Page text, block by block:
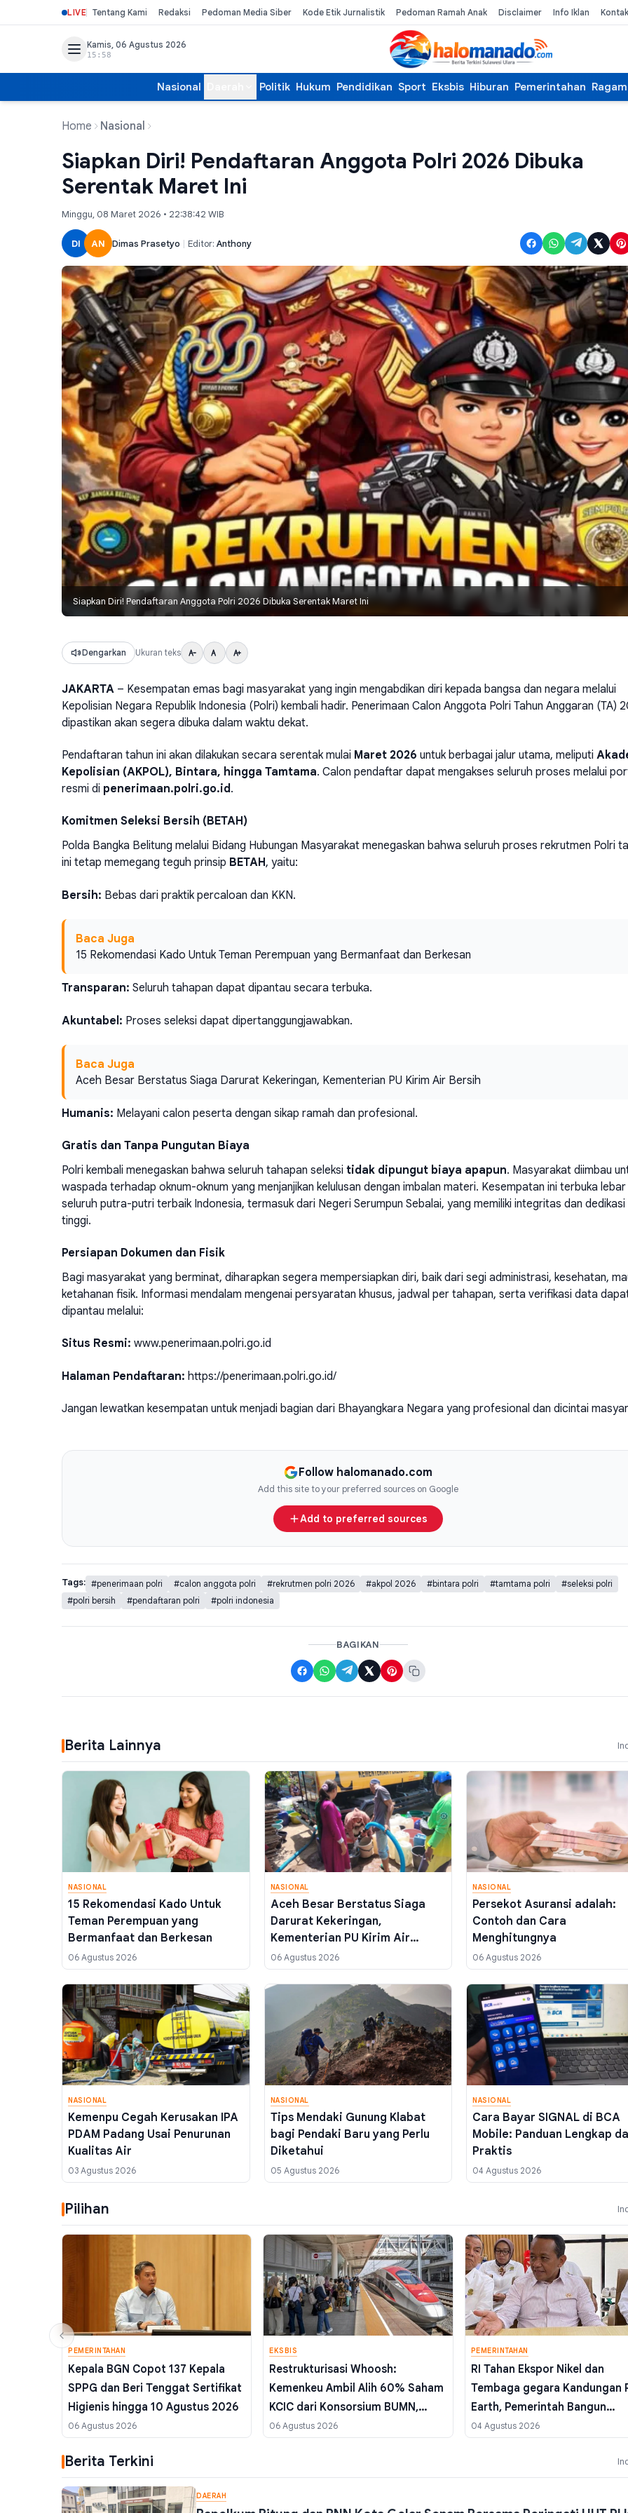
LIVE Tentang Kami Redaksi Pedoman Media Siber Kode Etik Jurnalistik Pedoman Ramah Anak Disclaimer Info Iklan
Kamis, 06 Agustus 2026
15:58
Nasional Politik Hukum Pendidikan Sport Eksbis Hiburan Pemerintahan Ragam
Home Nasional
Siapkan Diri! Pendaftaran Anggota Polri 2026 Dibuka
Serentak Maret Ini
Minggu, 08 Maret 2026 • 22:38:42 WIB
DI AN Dimas Prasetyo | Editor: Anthony
Siapkan Diri! Pendaftaran Anggota Polri 2026 Dibuka Serentak Maret Ini
Dengarkan Ukuran teks
JAKARTA – Kesempatan emas bagi masyarakat yang ingin mengabdikan diri kepada bangsa dan negara melalui
Kepolisian Negara Republik Indonesia (Polri) kembali hadir. Penerimaan Calon Anggota Polri Tahun Anggaran (TA)
dipastikan akan segera dibuka dalam waktu dekat.
Pendaftaran tahun ini akan dilakukan secara serentak mulai Maret 2026 untuk berbagai jalur utama, meliputi
Kepolisian (AKPOL), Bintara, hingga Tamtama. Calon pendaftar dapat mengakses seluruh proses melalui
resmi di penerimaan.polri.go.id.
Komitmen Seleksi Bersih (BETAH)
Polda Bangka Belitung melalui Bidang Hubungan Masyarakat menegaskan bahwa seluruh proses rekrutmen Polri
ini tetap memegang teguh prinsip BETAH, yaitu:
Bersih: Bebas dari praktik percaloan dan KKN.
Baca Juga
15 Rekomendasi Kado Untuk Teman Perempuan yang Bermanfaat dan Berkesan
Transparan: Seluruh tahapan dapat dipantau secara terbuka.
Akuntabel: Proses seleksi dapat dipertanggungjawabkan.
Baca Juga
Aceh Besar Berstatus Siaga Darurat Kekeringan, Kementerian PU Kirim Air Bersih
Humanis: Melayani calon peserta dengan sikap ramah dan profesional.
Gratis dan Tanpa Pungutan Biaya
Polri kembali menegaskan bahwa seluruh tahapan seleksi tidak dipungut biaya apapun. Masyarakat diimbau
waspada terhadap oknum-oknum yang menjanjikan kelulusan dengan imbalan materi. Kesempatan ini terbuka
seluruh putra-putri terbaik Indonesia, termasuk dari Negeri Serumpun Sebalai, yang memiliki integritas dan dedikasi
tinggi.
Persiapan Dokumen dan Fisik
Bagi masyarakat yang berminat, diharapkan segera mempersiapkan diri, baik dari segi administrasi, kesehatan,
ketahanan fisik. Informasi mendalam mengenai persyaratan khusus, jadwal per tahapan, serta verifikasi data
dipantau melalui:
Situs Resmi: www.penerimaan.polri.go.id
Halaman Pendaftaran: https://penerimaan.polri.go.id/
Jangan lewatkan kesempatan untuk menjadi bagian dari Bhayangkara Negara yang profesional dan dicintai
Follow halomanado.com
Add this site to your preferred sources on Google
Add to preferred sources
Tags: #penerimaan polri #calon anggota polri #rekrutmen polri 2026 #akpol 2026 #bintara polri #tamtama polri
#seleksi polri
#polri bersih
#pendaftaran polri #polri indonesia
BAGIKAN
Berita Lainnya
NASIONAL
15 Rekomendasi Kado Untuk
Teman Perempuan yang
Bermanfaat dan Berkesan
06 Agustus 2026
NASIONAL
Aceh Besar Berstatus Siaga
Darurat Kekeringan,
Kementerian PU Kirim Air
Bersih
06 Agustus 2026
NASIONAL
Persekot Asuransi adalah:
Contoh dan Cara
Menghitungnya
06 Agustus 2026
NASIONAL
Kemenpu Cegah Kerusakan IPA
PDAM Padang Usai Penurunan
Kualitas Air
03 Agustus 2026
NASIONAL
Tips Mendaki Gunung Klabat
bagi Pendaki Baru yang Perlu
Diketahui
05 Agustus 2026
NASIONAL
Cara Bayar SIGNAL di BCA
Mobile: Panduan Lengkap
Praktis
04 Agustus 2026
Pilihan
PEMERINTAHAN
Kepala BGN Copot 137 Kepala
SPPG dan Beri Tenggat Sertifikat
Higienis hingga 10 Agustus 2026
06 Agustus 2026
EKSBIS
Restrukturisasi Whoosh:
Kemenkeu Ambil Alih 60% Saham
KCIC dari Konsorsium BUMN,
Target Rampung September
06 Agustus 2026
PEMERINTAHAN
RI Tahan Ekspor Nikel dan
Tembaga gegara Kandungan
Earth, Pemerintah Bangun
Ekosistem Baru
04 Agustus 2026
Berita Terkini
DAERAH